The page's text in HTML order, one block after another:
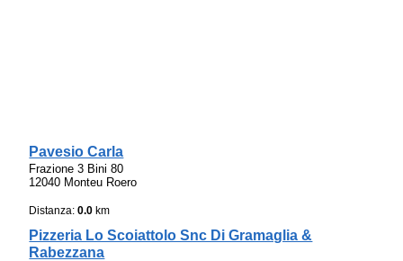
Pavesio Carla
Frazione 3 Bini 80
12040 Monteu Roero
Distanza:0.0 km
Pizzeria Lo Scoiattolo Snc Di Gramaglia &
Rabezzana